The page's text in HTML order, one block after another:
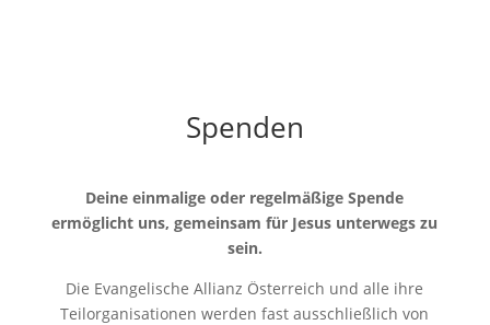
Spenden
Deine einmalige oder regelmäßige Spende
ermöglicht uns, gemeinsam für Jesus unterwegs zu
sein.
Die Evangelische Allianz Österreich und alle ihre
Teilorganisationen werden fast ausschließlich von